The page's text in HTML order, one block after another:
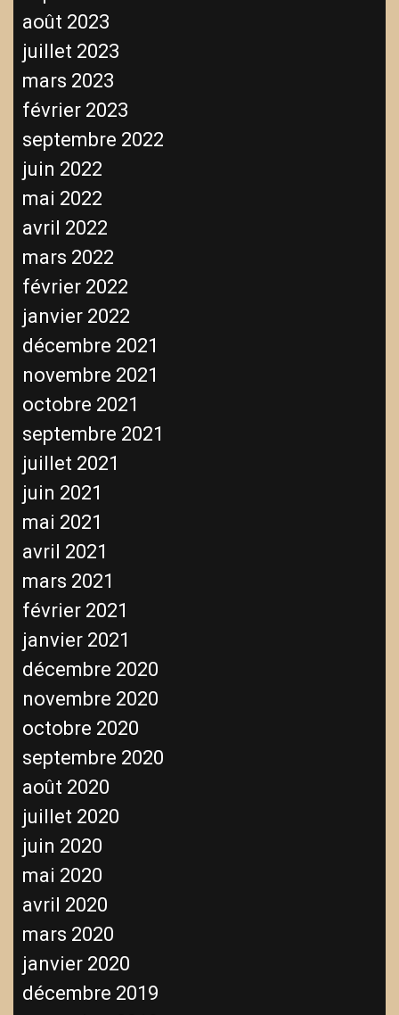
août 2023
juillet 2023
mars 2023
février 2023
septembre 2022
juin 2022
mai 2022
avril 2022
mars 2022
février 2022
janvier 2022
décembre 2021
novembre 2021
octobre 2021
septembre 2021
juillet 2021
juin 2021
mai 2021
avril 2021
mars 2021
février 2021
janvier 2021
décembre 2020
novembre 2020
octobre 2020
septembre 2020
août 2020
juillet 2020
juin 2020
mai 2020
avril 2020
mars 2020
janvier 2020
décembre 2019